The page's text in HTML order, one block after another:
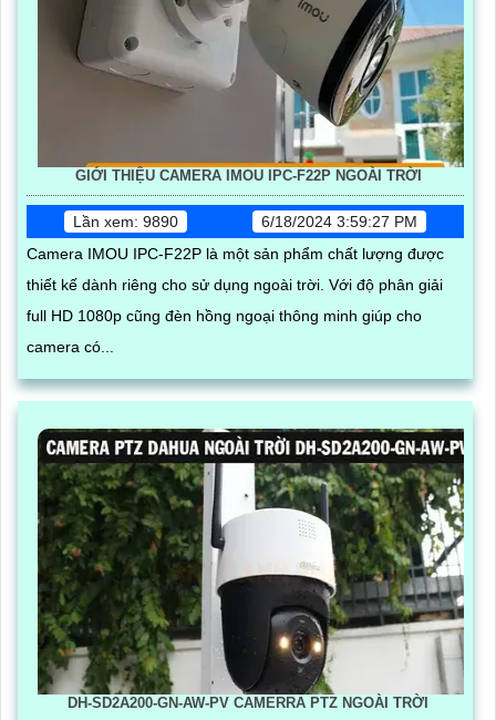
GIỚI THIỆU CAMERA IMOU IPC-F22P NGOÀI TRỜI
Lần xem: 9890
6/18/2024 3:59:27 PM
Camera IMOU IPC-F22P là một sản phẩm chất lượng được
thiết kế dành riêng cho sử dụng ngoài trời. Với độ phân giải
full HD 1080p cũng đèn hồng ngoại thông minh giúp cho
camera có...
DH-SD2A200-GN-AW-PV CAMERRA PTZ NGOÀI TRỜI